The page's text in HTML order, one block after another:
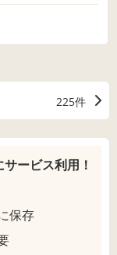
225件
ービス利用！
保存